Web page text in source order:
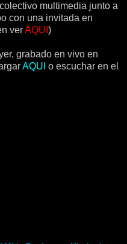
multimedia junto a
con una invitada en
verAQUI )
grabado en vivo en
AQUI o escuchar en el